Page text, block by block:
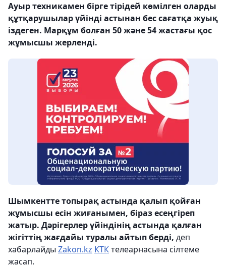
Ауыр техникамен бірге тірідей көмілген оларды
құтқарушылар үйінді астынан бес сағатқа жуық
іздеген. Марқұм болған 50 және 54 жастағы қос
жұмысшы жерленді.
Шымкентте топырақ астында қалып қойған
жұмысшы есін жиғанымен, біраз есеңгіреп
жатыр. Дәрігерлер үйіндінің астында қалған
жігіттің жағдайы туралы айтып берді, деп
хабарлайды Zakon.kz КТКтелеарнасына сілтеме
жасап.